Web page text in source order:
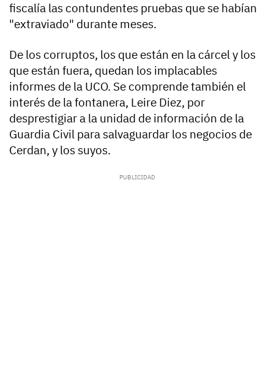
fiscalía las contundentes pruebas que se habían
"extraviado" durante meses.
De los corruptos, los que están en la cárcel y los
que están fuera, quedan los implacables
informes de la UCO. Se comprende también el
interés de la fontanera, Leire Diez, por
desprestigiar a la unidad de información de la
Guardia Civil para salvaguardar los negocios de
Cerdan, y los suyos.